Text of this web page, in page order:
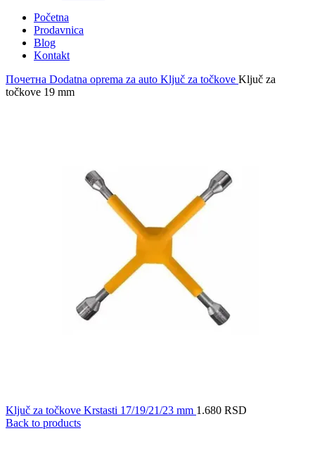
Početna
Prodavnica
Blog
Kontakt
Почетна Dodatna oprema za auto Ključ za točkove Ključ za
točkove 19 mm
Ključ za točkove Krstasti 17/19/21/23 mm 1.680 RSD
Back to products